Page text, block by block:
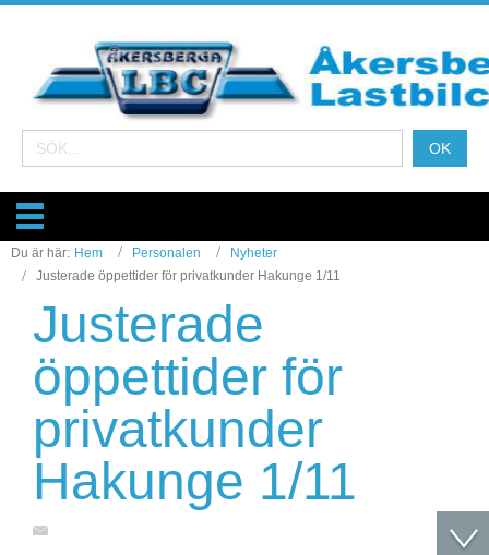
Du är här: Hem Personalen
Nyheter
Justerade öppettider för privatkunder Hakunge 1/11
Justerade
öppettider för
privatkunder
Hakunge 1/11